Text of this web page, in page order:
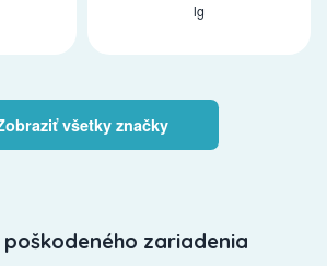
lg
všetky značky
zariadenia